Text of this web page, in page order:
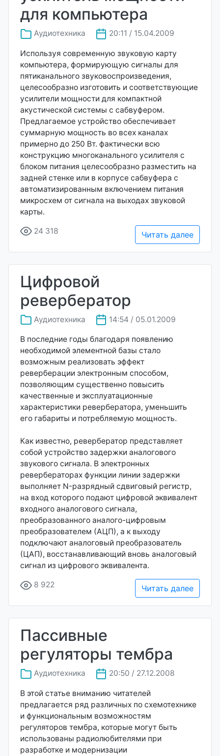
для компьютера
Аудиотехника 20:11 / 15.04.2009
Используя современную звуковую карту
компьютера, формирующую сигналы для
пятиканального звуковоспроизведения,
целесообразно изготовить и соответствующие
усилители мощности для компактной
акустической системы с сабвуфером.
Предлагаемое устройство обеспечивает
суммарную мощность во всех каналах
примерно до 250 Вт. фактически всю
конструкцию многоканального усилителя с
блоком питания целесообразно разместить на
задней стенке или в корпусе сабвуфера с
автоматизированным включением питания
микросхем от сигнала на выходах звуковой
карты.
24 318 Читать далее
Цифровой
ревербератор
Аудиотехника 14:54 / 05.01.2009
В последние годы благодаря появлению
необходимой элементной базы стало
возможным реализовать эффект
реверберации электронным способом,
позволяющим существенно повысить
качественные и эксплуатационные
характеристики ревербератора, уменьшить
его габариты и потребляемую мощность.
Как известно, ревербератор представляет
собой устройство задержки аналогового
звукового сигнала. В электронных
ревербераторах функции линии задержки
выполняет N-разрядный сдвиговый регистр,
на вход которого подают цифровой эквивалент
входного аналогового сигнала,
преобразованного аналого-цифровым
преобразователем (АЦП), а к выходу
подключают аналоговый преобразователь
(ЦАП), восстанавливающий вновь аналоговый
сигнал из цифрового эквивалента.
8 922 Читать далее
Пассивные
регуляторы тембра
Аудиотехника 20:50 / 27.12.2008
В этой статье вниманию читателей
предлагается ряд различных по схемотехнике
и функциональным возможностям
регуляторов тембра, которые могут быть
использованы радиолюбителями при
разработке и модернизации